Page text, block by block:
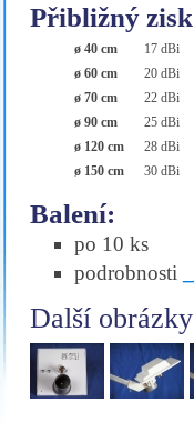
Přibližný
ø 40 cm
17 dBi
ø 60 cm
20 dBi
ø 70 cm
22 dBi
ø 90 cm
25 dBi
ø 120 cm
28 dBi
ø 150 cm
30 dBi
Balení:
po 10 ks
podrobnosti
Další